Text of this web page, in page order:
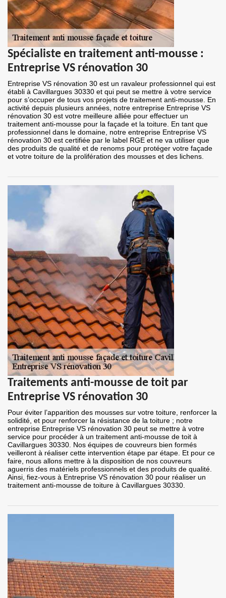
Spécialiste en traitement anti-mousse :
Entreprise VS rénovation 30
Entreprise VS rénovation 30 est un ravaleur professionnel qui est
établi à Cavillargues 30330 et qui peut se mettre à votre service
pour s’occuper de tous vos projets de traitement anti-mousse. En
activité depuis plusieurs années, notre entreprise Entreprise VS
rénovation 30 est votre meilleure alliée pour effectuer un
traitement anti-mousse pour la façade et la toiture. En tant que
professionnel dans le domaine, notre entreprise Entreprise VS
rénovation 30 est certifiée par le label RGE et ne va utiliser que
des produits de qualité et de renoms pour protéger votre façade
et votre toiture de la prolifération des mousses et des lichens.
Traitements anti-mousse de toit par
Entreprise VS rénovation 30
Pour éviter l’apparition des mousses sur votre toiture, renforcer la
solidité, et pour renforcer la résistance de la toiture ; notre
entreprise Entreprise VS rénovation 30 peut se mettre à votre
service pour procéder à un traitement anti-mousse de toit à
Cavillargues 30330. Nos équipes de couvreurs bien formés
veilleront à réaliser cette intervention étape par étape. Et pour ce
faire, nous allons mettre à la disposition de nos couvreurs
aguerris des matériels professionnels et des produits de qualité.
Ainsi, fiez-vous à Entreprise VS rénovation 30 pour réaliser un
traitement anti-mousse de toiture à Cavillargues 30330.